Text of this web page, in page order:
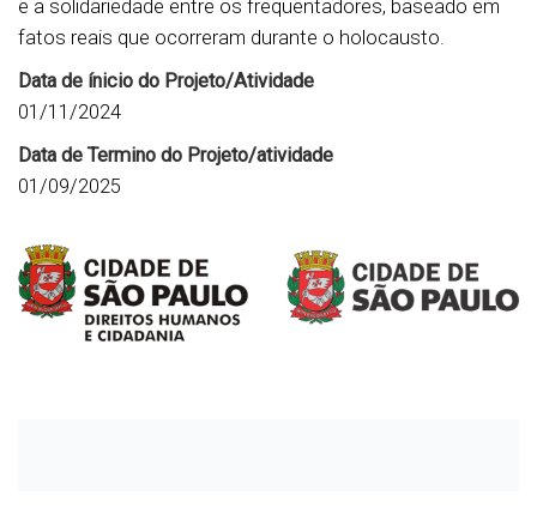
e a solidariedade entre os frequentadores, baseado em
fatos reais que ocorreram durante o holocausto.
Data de ínicio do Projeto/Atividade
01/11/2024
Data de Termino do Projeto/atividade
01/09/2025